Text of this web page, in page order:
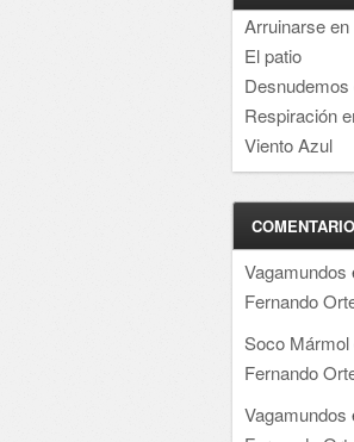
Arruinarse
El patio
Desnudemos
Respiración
Viento Azul
Vagamundos
Fernando
Soco Mármol
Fernando
Vagamundos